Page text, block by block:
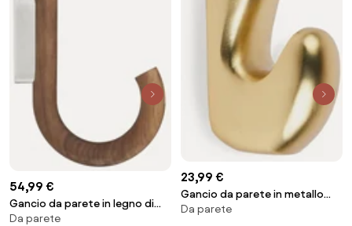
54,99 €
Gancio da parete in legno di
noce Umbrella, in diverse
Da parete
23,99 €
Gancio da parete in metallo
Roberta
Da parete